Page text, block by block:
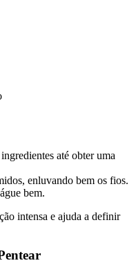
até obter uma
enluvando bem os fios.
bem.
intensa e ajuda a definir